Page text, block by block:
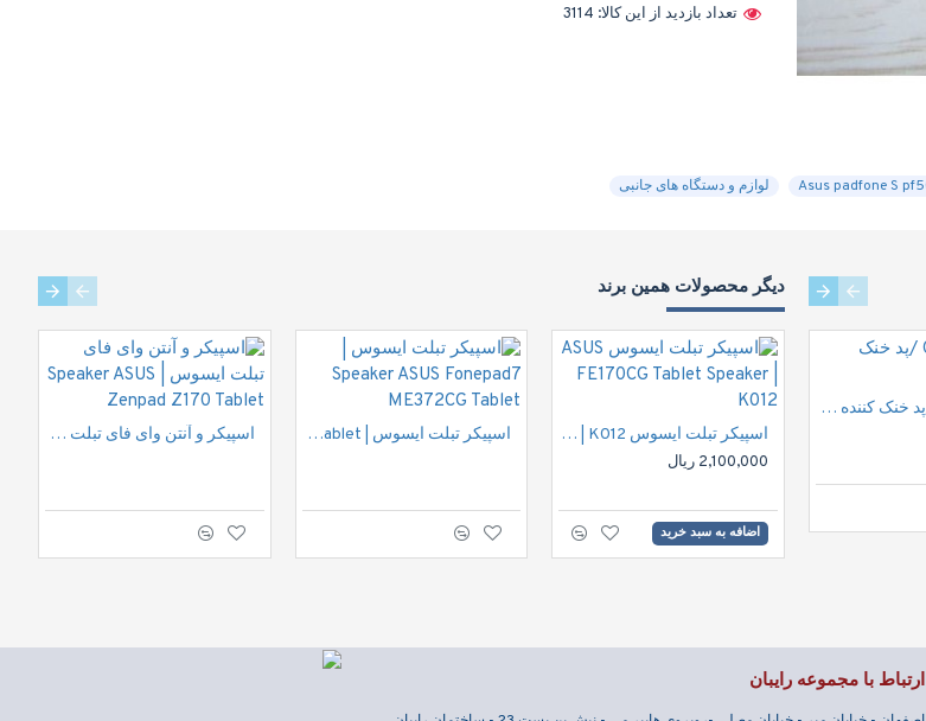
تعداد بازدید از این کالا: 3114
لوازم و دستگاه های جانبی
Cooling Pad /پد خنک کننده نوت بوک
MOUSE PAD / پد ماوس MOUSE PAD / پد ماوس
دیگر محصولات همین برند
اسپیکر تبلت ایسوس ASUS FE170CG Tablet Speaker | K012
2,100,000 ریال
اضافه به سبد خرید
اسپیکر تبلت ایسوس | Speaker ASUS Fonepad7 ME372CG Tablet اسپیکر و آنتن وای فای تبلت ایسوس | Speaker ASUS Zenpad Z170 Tablet
ارتباط با مجموعه رایبان